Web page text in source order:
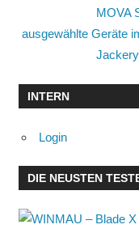
MOVA
ausgewählte Geräte
INTERN
Login
DIE NEUSTEN